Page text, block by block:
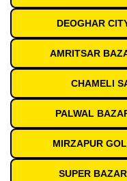
DEOGHAR
AMRITSAR
CHAMELI
PALWAL
MIRZAPUR
SUPER